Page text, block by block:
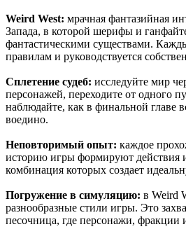
Weird West: мрачная фантазийная
Запада, в которой шерифы и
фантастическими существами.
правилам и руководствуется
Сплетение судеб: исследуйте мир
персонажей, переходите от одного
наблюдайте, как в финальной главе
воедино.
Неповторимый опыт: каждое
историю игры формируют действия
комбинация которых создает
Погружение в симуляцию: в Weird
разнообразные стили игры. Это
песочница, где персонажи, фракции